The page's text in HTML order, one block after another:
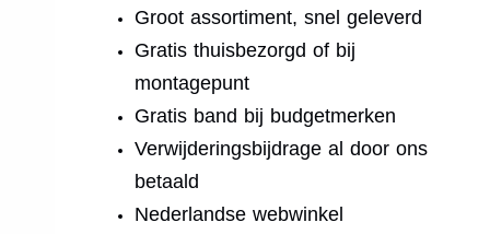
Groot assortiment, snel geleverd
Gratis thuisbezorgd of bij
montagepunt
Gratis band bij budgetmerken
Verwijderingsbijdrage al door ons
betaald
Nederlandse webwinkel